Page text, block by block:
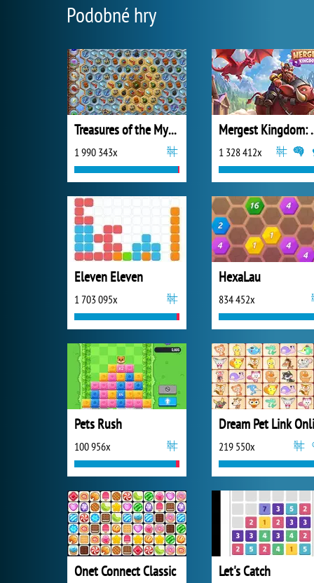
Podobné hry
Treasures of the Mystic Sea
1 990 343x 1 328 412x
Eleven Eleven
1 703 095x
HexaLau
834 452x
Pets Rush
100 956x 219 550x
Onet Connect Classic Let's Catch